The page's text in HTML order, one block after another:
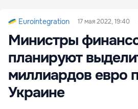
Eurointegration 17 мая 2022, 19:40
Министры
планируют
миллиардов евро
Украине